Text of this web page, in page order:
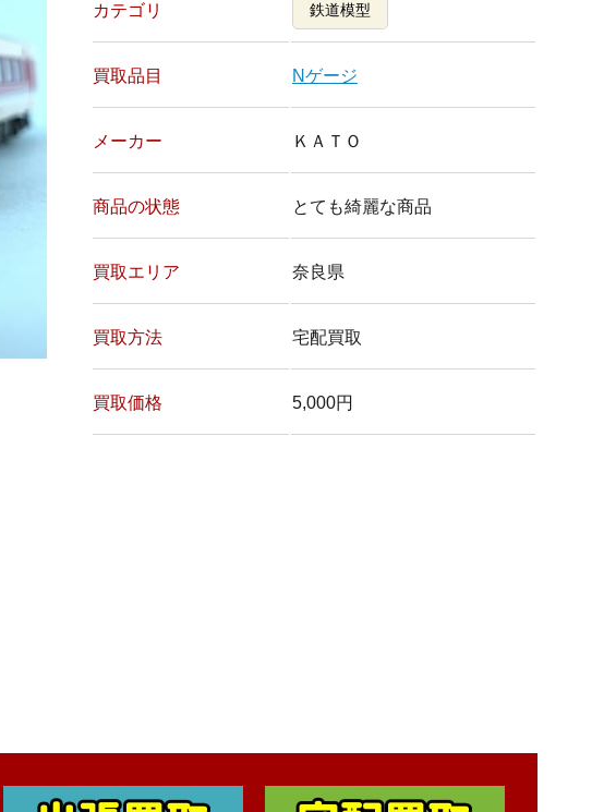
カテゴリ 鉄道模型
買取品目 Nゲージ
メーカー ＫＡＴＯ
商品の状態 とても綺麗な商品
買取エリア 奈良県
買取方法 宅配買取
買取価格 5,000円